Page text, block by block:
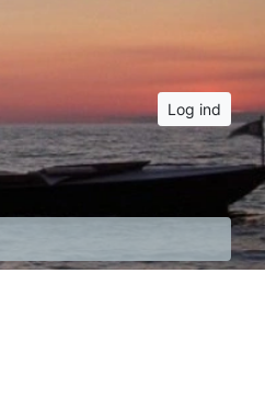
Log ind